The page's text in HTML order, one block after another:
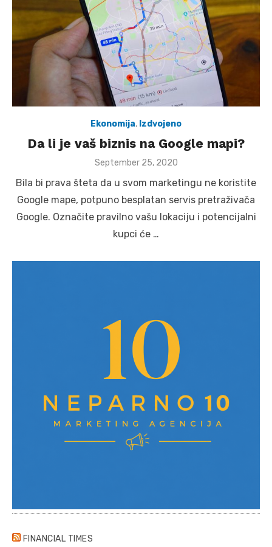
Ekonomija, Izdvojeno
Da li je vaš biznis na Google mapi?
Posted
September 25, 2020
Bila bi prava šteta da u svom marketingu ne koristite
Google mape, potpuno besplatan servis pretraživača
Google. Označite pravilno vašu lokaciju i potencijalni
kupci će …
FINANCIAL TIMES